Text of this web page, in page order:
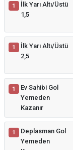
1
İlk Yarı Altı/Üstü
1,5
1
İlk Yarı Altı/Üstü
2,5
1
Ev Sahibi Gol
Yemeden
Kazanır
1
Deplasman Gol
Yemeden